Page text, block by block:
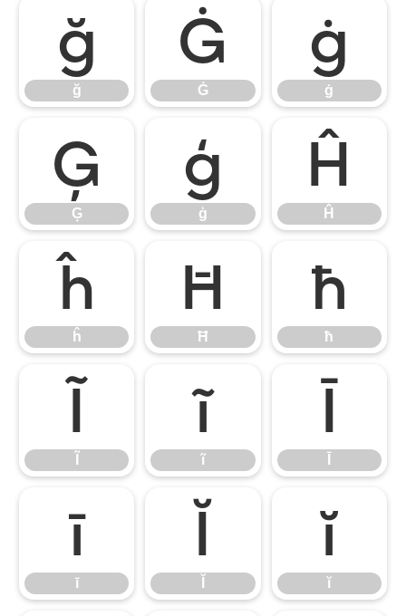
ğ
ğ
Ġ
Ġ
ġ
ġ
Ģ
Ģ
ģ
ģ
Ĥ
Ĥ
ĥ
ĥ
Ħ
Ħ
ħ
ħ
Ĩ ĩ
ĩ
Ī
ī
ī
Ĭ ĭ
ĭ